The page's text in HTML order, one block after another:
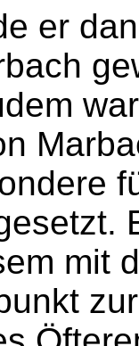
er
mit